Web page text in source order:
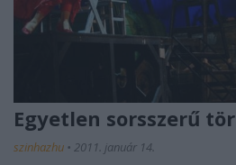
Egyetlen sorsszerű
szinhazhu • 2011. január 14.